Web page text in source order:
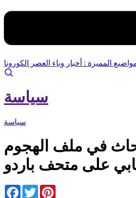
المميزة : أخبار وباء العصر الكورونا
سياسة
سياسة
في ملف الهجوم
على متحف باردو
Facebook
Twitter